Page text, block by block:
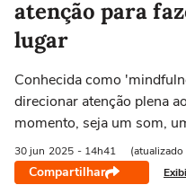
atenção para
lugar
Conhecida como
direcionar atenção plena
momento, seja um som,
30 jun 2025 - 14h41
Compartilhar